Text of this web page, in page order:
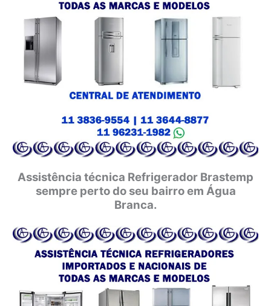
Assistência técnica Refrigerador Brastemp
sempre perto do seu bairro em Água
Branca.